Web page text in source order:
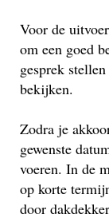
Voor de
om een goed
gesprek
bekijken.
Zodra je
gewenste
voeren. In de
op korte
door